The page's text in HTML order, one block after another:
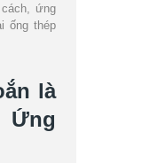
ứng
ống thép
là
Ứng